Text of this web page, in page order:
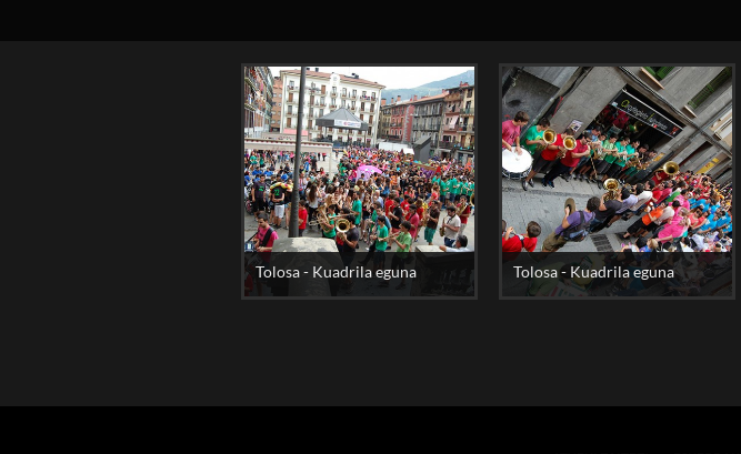
Tolosa - Kuadrila eguna Tolosa - Kuadrila eguna